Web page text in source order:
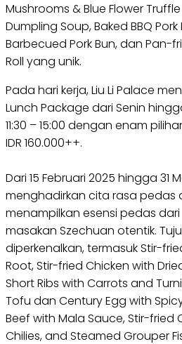
Mushrooms & Blue Flower
Dumpling Soup, Baked BBQ
Barbecued Pork Bun, dan Pan-
Roll yang unik.
Pada hari kerja, Liu Li Palace
Lunch Package dari Senin
11:30 – 15:00 dengan enam
IDR 160.000++.
Dari 15 Februari 2025 hingga 31
menghadirkan cita rasa pedas
menampilkan esensi pedas dari
masakan Szechuan otentik.
diperkenalkan, termasuk Stir-
Root, Stir-fried Chicken with
Short Ribs with Carrots and
Tofu dan Century Egg with
Beef with Mala Sauce, Stir-fried
Chilies, and Steamed Grouper